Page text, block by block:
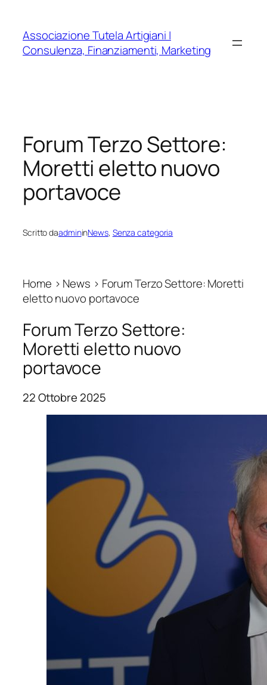
contenuto
Associazione Tutela Artigiani |
Consulenza, Finanziamenti, Marketing
Forum Terzo Settore:
Moretti eletto nuovo
portavoce
Scritto daadmininNews, Senza categoria
Home › News › Forum Terzo Settore: Moretti
eletto nuovo portavoce
Forum Terzo Settore:
Moretti eletto nuovo
portavoce
22 Ottobre 2025